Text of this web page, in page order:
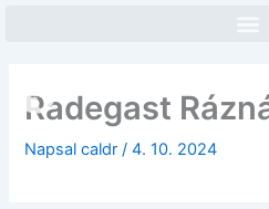
Radegast
Napsalcaldr/4. 10. 2024